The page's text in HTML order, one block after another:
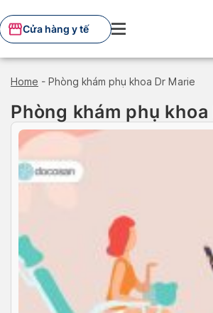
to
content
Cửa hàng y tế
Home - Phòng khám phụ khoa Dr Marie
Phòng khám phụ